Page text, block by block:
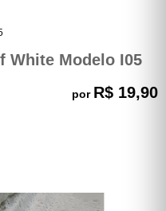
White Modelo I05
por R$ 19,90